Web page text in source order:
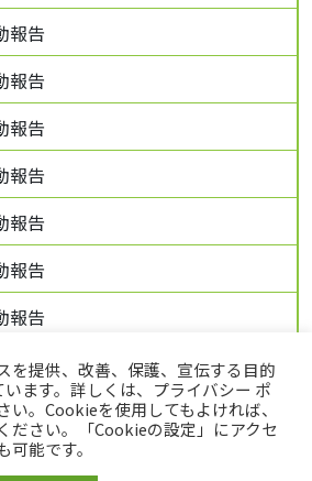
報告
報告
報告
報告
報告
報告
報告
報告
イバシーポリシー
を提供、改善、保護、宣伝する目的
ます。詳しくは、プライバシー ポ
い。Cookieを使用してもよければ、
ださい。「Cookieの設定」にアクセ
能です。